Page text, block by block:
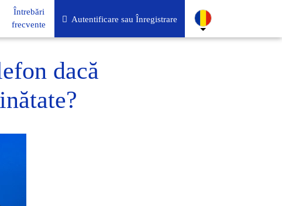
Întrebări
frecvente
Autentificare sau Înregistrare
dacă